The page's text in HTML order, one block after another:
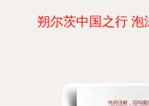
朔尔茨中国之行